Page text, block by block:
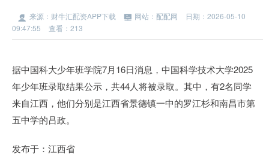
来源：财牛汇配资APP下载 网站：配配网
日期：2026-05-10
09:47:55
查看：213
据中国科大少年班学院7月16日消息，中国科学技术大学2025
年少年班录取结果公示，共44人将被录取。其中，有2名同学
来自江西，他们分别是江西省景德镇一中的罗江杉和南昌市第
五中学的吕政。
发布于：江西省